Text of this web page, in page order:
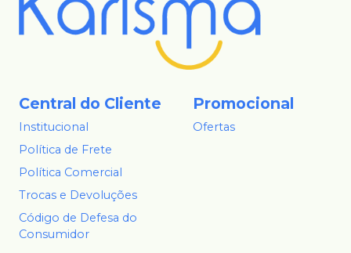
Central do Cliente
Institucional
Política de Frete
Política Comercial
Trocas e Devoluções
Código de Defesa do
Consumidor
Promocional
Ofertas